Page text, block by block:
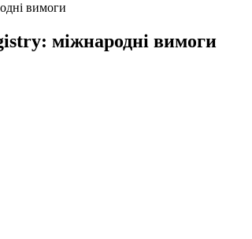
вимоги
міжнародні вимоги